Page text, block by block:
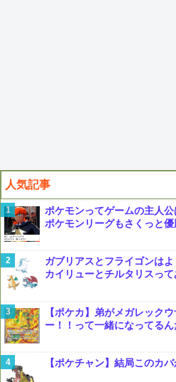
人気記事
ポケモンってゲームの主人
ポケモンリーグもさくっと
ガブリアスとフライゴンは
カイリューとチルタリスっ
【ポケカ】弟がメガレック
ー！！って一緒になってる
【ポケチャン】結局このカ